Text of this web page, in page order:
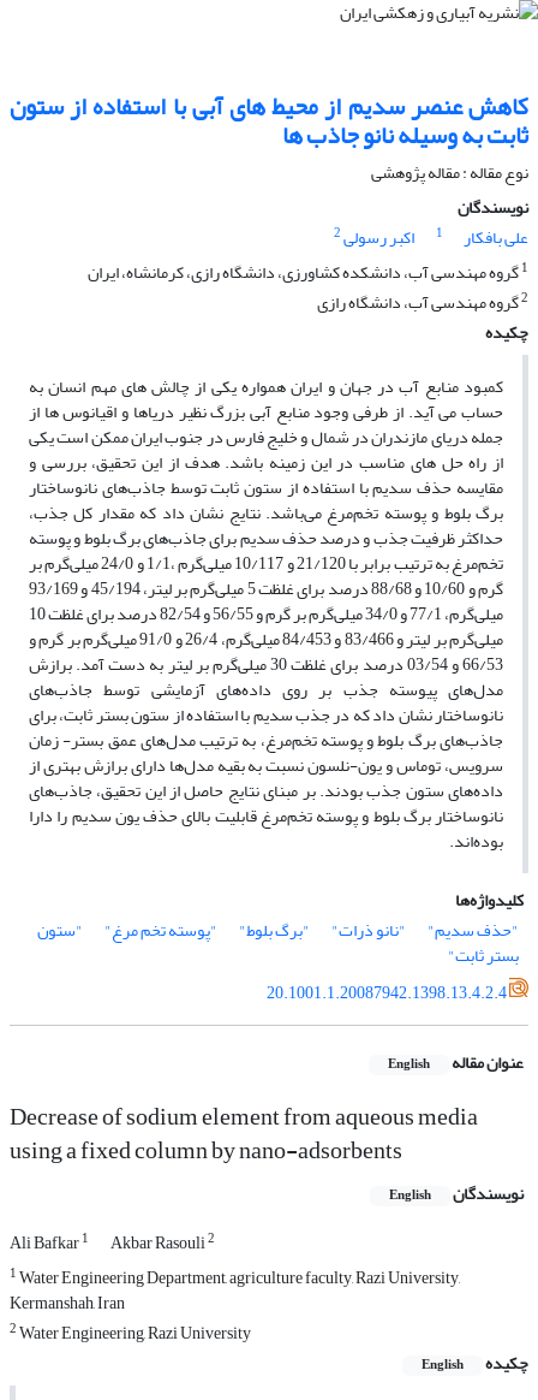
کاهش عنصر سدیم از محیط های آبی با استفاده از ستون
ثابت به وسیله نانو جاذب ها
نوع مقاله : مقاله پژوهشی
نویسندگان
علی بافکار
1 اکبر رسولی2
1گروه مهندسی آب، دانشکده کشاورزی، دانشگاه رازی، کرمانشاه، ایران
2گروه مهندسی آب، دانشگاه رازی
چکیده
کمبود منابع آب در جهان و ایران همواره یکی از چالش های مهم انسان به
حساب می آید. از طرفی وجود منابع آبی بزرگ نظیر دریاها و اقیانوس ها از
جمله دریای مازندران در شمال و خلیج فارس در جنوب ایران ممکن است یکی
از راه حل های مناسب در این زمینه باشد. هدف از این تحقیق، بررسی و
مقایسه حذف سدیم با استفاده از ستون ثابت توسط جاذب‌های‌ نانوساختار
برگ بلوط و پوسته تخم‌مرغ می‌باشد. نتایج نشان داد که مقدار کل جذب،
حداکثر ظرفیت جذب و درصد حذف سدیم برای جاذب‌‌های برگ بلوط و پوسته
تخم‌‌مرغ به ترتیب برابر با 21/120 و 10/117 میلی‌‌گرم ،1/1 و 24/0 میلی‌‌گرم بر
گرم و 10/60 و 88/68 درصد برای غلظت 5 میلی‌‌گرم بر لیتر، 45/194 و 93/169
میلی‌‌گرم، 77/1 و 34/0 میلی‌‌گرم بر گرم و 56/55 و 82/54 درصد برای غلظت 10
میلی‌‌گرم بر لیتر و 83/466 و 84/453 میلی‌‌گرم، 26/4 و 91/0 میلی‌‌گرم بر گرم و
66/53 و 03/54 درصد برای غلظت 30 میلی‌‌گرم بر لیتر به دست آمد. برازش
مدل‌‌های پیوسته جذب بر روی داده‌‌های آزمایشی توسط جاذب‌‌های
نانو‌‌ساختار نشان داد که در جذب سدیم با استفاده از ستون بستر ثابت، برای
جاذب‌‌های برگ بلوط و پوسته تخم‌‌مرغ، به ترتیب مدل‌‌های عمق بستر- زمان
سرویس، توماس و یون-نلسون نسبت به بقیه مدل‌‌ها دارای برازش بهتری از
داده‌‌های ستون جذب بودند. بر مبنای نتایج حاصل از این تحقیق، جاذب‌‌های
نانو‌‌ساختار برگ بلوط و پوسته تخم‌مرغ قابلیت بالای حذف یون‌‌ سدیم را دارا
بوده‌‌اند.
کلیدواژه‌ها
"حذف سدیم"
"نانو ذرات" "برگ بلوط" "پوسته تخم مرغ" "ستون
بستر ثابت"
20.1001.1.20087942.1398.13.4.2.4
عنوان مقاله English
Decrease of sodium element from aqueous media
using a fixed column by nano-adsorbents
نویسندگان English
Ali Bafkar1 Akbar Rasouli2
1Water Engineering Department, agriculture faculty, Razi University,
Kermanshah, Iran
2Water Engineering, Razi University
چکیده
English